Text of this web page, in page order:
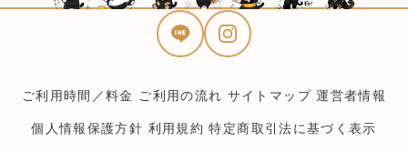
ご利用時間／料金 ご利用の流れ サイトマップ 運営者情報
個人情報保護方針 利用規約 特定商取引法に基づく表示